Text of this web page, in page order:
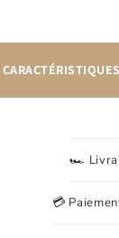
CARACTÉRISTIQUES
🏎️
💳